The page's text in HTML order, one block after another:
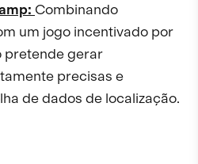
Combinando
um jogo incentivado por
pretende gerar
precisas e
de dados de localização.